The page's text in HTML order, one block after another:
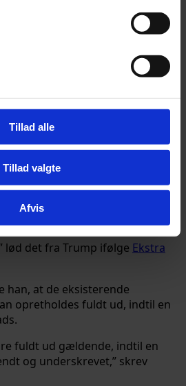
Tillad alle
Tillad valgte
Afvis
Donald Trump erklærede,
var nært forestående, har han
ganske modsætningsfyldte
medie Truth Social.
Trump, at forhandlingerne
og ordentlig måde, og at han
handle hurtigt.
lød det fra Trump ifølge Ekstra
han, at de eksisterende
opretholdes fuldt ud, indtil en
fuldt ud gældende, indtil en
og underskrevet,” skrev